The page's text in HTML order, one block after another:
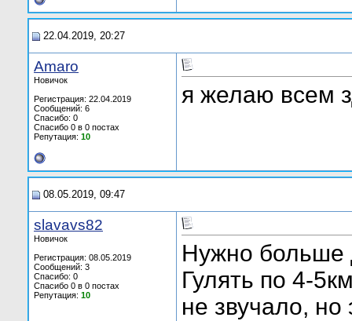
22.04.2019, 20:27
Amaro
Новичок
Регистрация: 22.04.2019
Сообщений: 6
Спасибо: 0
Спасибо 0 в 0 постах
Репутация: 10
я желаю всем
08.05.2019, 09:47
slavavs82
Новичок
Регистрация: 08.05.2019
Сообщений: 3
Спасибо: 0
Спасибо 0 в 0 постах
Репутация: 10
Нужно больше
Гулять по 4-
не звучало, но